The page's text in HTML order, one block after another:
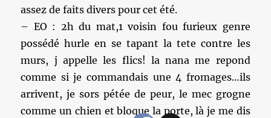
assez de faits divers pour cet été.
– EO : 2h du mat,1 voisin fou furieux genre
possédé hurle en se tapant la tete contre les
murs, j appelle les flics! la nana me repond
comme si je commandais une 4 fromages…ils
arrivent, je sors pétée de peur, le mec grogne
comme un chien et bloque la porte, là je me dis